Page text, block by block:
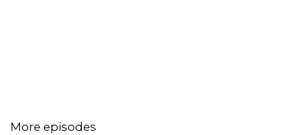
More episodes